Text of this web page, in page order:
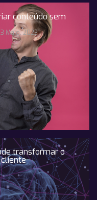
conteúdo sem
Maio, 2023
transformar o